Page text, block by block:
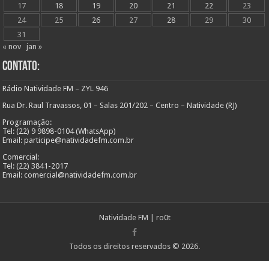
17
18 19 20 21 22
23
24
25 26 27 28 29
30
31
« nov
jan »
Contato:
Rádio Natividade FM – ZYL 946
Rua Dr. Raul Travassos, 01 – Salas 201/202 – Centro – Natividade (RJ)
Programação:
Tel: (22) 9 9898-0104 (WhatsApp)
Email: participe@natividadefm.com.br
Comercial:
Tel: (22) 3841-2017
Email: comercial@natividadefm.com.br
Natividade FM ro0t
Todos os direitos reservados © 2026.